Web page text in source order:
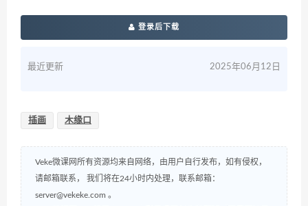
登录后下载
最近更新 2025年06月12日
插画 木缘口
Veke微课网所有资源均来自网络，由用户自行发布，如有侵权，
请邮箱联系， 我们将在24小时内处理，联系邮箱：
server@vekeke.com 。